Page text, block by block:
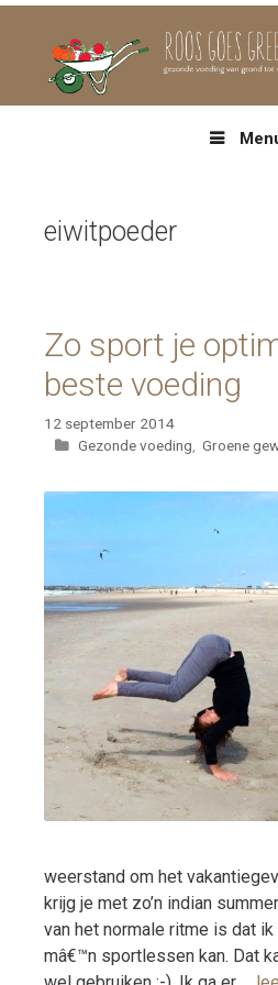
eiwitpoeder
Zo sport je
beste voeding
12 september 2014
Categorieën
Gezonde voeding, Groene
weerstand om het
krijg je met zo’n indian
van het normale ritme is dat
mâ€™n sportlessen kan. Dat